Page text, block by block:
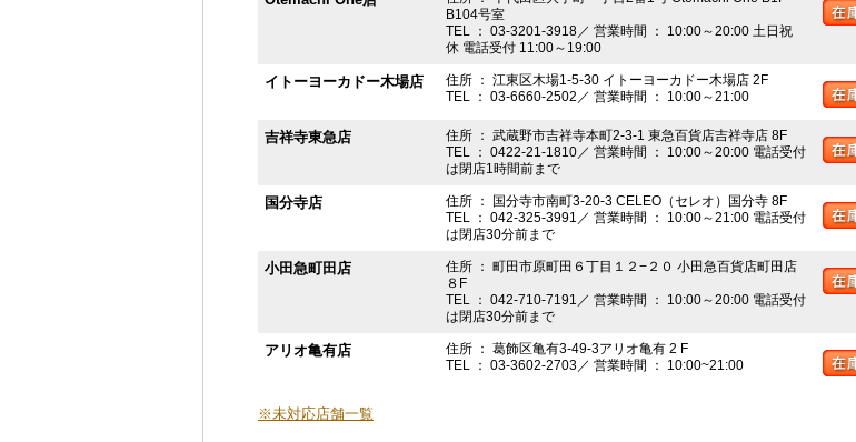
B104号室
TEL ： 03-3201-3918／ 営業時間 ： 10:00～20:00 土日祝
休 電話受付 11:00～19:00
イトーヨーカドー木場店
住所 ： 江東区木場1-5-30 イトーヨーカドー木場店 2F
TEL ： 03-6660-2502／ 営業時間 ： 10:00～21:00
吉祥寺東急店
住所 ： 武蔵野市吉祥寺本町2-3-1 東急百貨店吉祥寺店 8F
TEL ： 0422-21-1810／ 営業時間 ： 10:00～20:00 電話受付
は閉店1時間前まで
国分寺店
住所 ： 国分寺市南町3-20-3 CELEO（セレオ）国分寺 8F
TEL ： 042-325-3991／ 営業時間 ： 10:00～21:00 電話受付
は閉店30分前まで
小田急町田店
住所 ： 町田市原町田６丁目１２−２０ 小田急百貨店町田店
８F
TEL ： 042-710-7191／ 営業時間 ： 10:00～20:00 電話受付
は閉店30分前まで
アリオ亀有店
住所 ： 葛飾区亀有3-49-3アリオ亀有 2 F
TEL ： 03-3602-2703／ 営業時間 ： 10:00~21:00
※未対応店舗一覧